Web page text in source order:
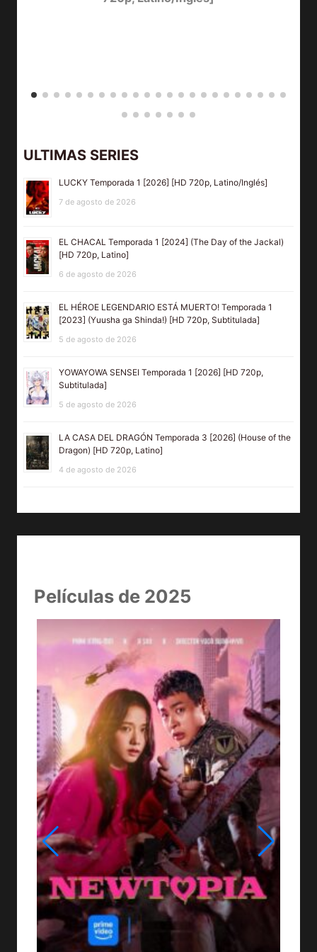
ULTIMAS SERIES
LUCKY Temporada 1 [2026] [HD 720p, Latino/Inglés]
7 de agosto de 2026
EL CHACAL Temporada 1 [2024] (The Day of the Jackal)
[HD 720p, Latino]
6 de agosto de 2026
EL HÉROE LEGENDARIO ESTÁ MUERTO! Temporada 1
[2023] (Yuusha ga Shinda!) [HD 720p, Subtitulada]
5 de agosto de 2026
YOWAYOWA SENSEI Temporada 1 [2026] [HD 720p,
Subtitulada]
5 de agosto de 2026
LA CASA DEL DRAGÓN Temporada 3 [2026] (House of the
Dragon) [HD 720p, Latino]
4 de agosto de 2026
Películas de 2025